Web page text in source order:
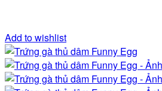
Add to wishlist